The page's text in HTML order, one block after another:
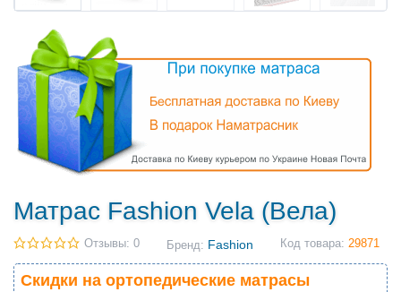
Матрас Fashion Vela (Вела)
Отзывы: 0 Бренд: Fashion Код товара: 29871
Скидки на ортопедические матрасы